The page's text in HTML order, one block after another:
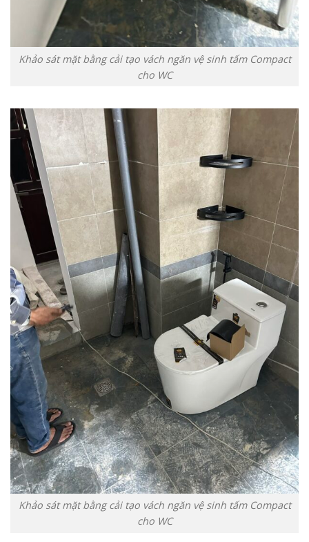
Khảo sát mặt bằng cải tạo vách ngăn vệ sinh tấm Compact
cho WC
Khảo sát mặt bằng cải tạo vách ngăn vệ sinh tấm Compact
cho WC